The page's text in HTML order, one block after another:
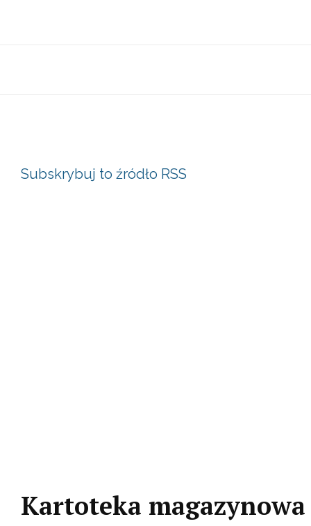
Subskrybuj to źródło RSS
Kartoteka